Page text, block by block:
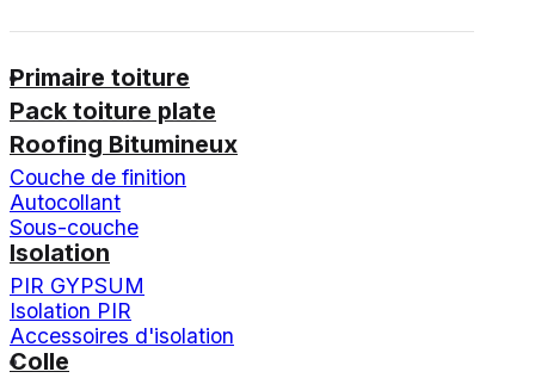
Primaire toiture
Pack toiture plate
Roofing Bitumineux
Couche de finition
Autocollant
Sous-couche
Isolation
PIR GYPSUM
Isolation PIR
Accessoires d'isolation
Colle